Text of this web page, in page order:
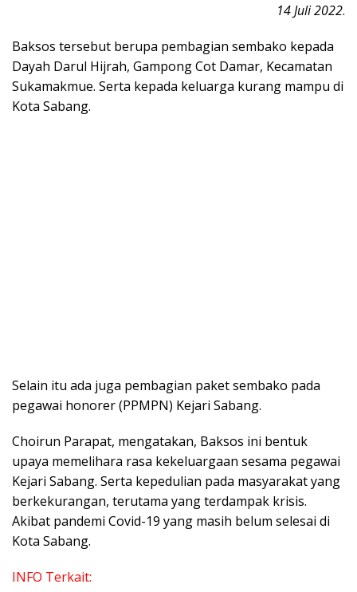
14 Juli 2022.
Baksos tersebut berupa pembagian sembako kepada
Dayah Darul Hijrah, Gampong Cot Damar, Kecamatan
Sukamakmue. Serta kepada keluarga kurang mampu di
Kota Sabang.
Selain itu ada juga pembagian paket sembako pada
pegawai honorer (PPMPN) Kejari Sabang.
Choirun Parapat, mengatakan, Baksos ini bentuk
upaya memelihara rasa kekeluargaan sesama pegawai
Kejari Sabang. Serta kepedulian pada masyarakat yang
berkekurangan, terutama yang terdampak krisis.
Akibat pandemi Covid-19 yang masih belum selesai di
Kota Sabang.
INFO Terkait: